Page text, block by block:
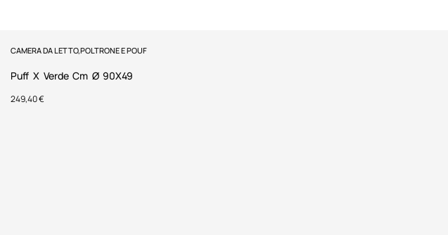
CAMERA DA LETTO,POLTRONE E POUF
Puff X Verde Cm Ø 90X49
249,40€